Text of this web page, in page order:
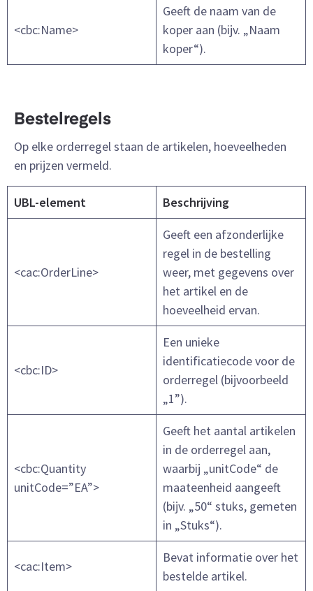
<cbc:Name>
Geeft de naam van de
koper aan (bijv. „Naam
koper“).
Bestelregels
Op elke orderregel staan de artikelen, hoeveelheden
en prijzen vermeld.
UBL-element Beschrijving
<cac:OrderLine>
Geeft een afzonderlijke
regel in de bestelling
weer, met gegevens over
het artikel en de
hoeveelheid ervan.
<cbc:ID>
Een unieke
identificatiecode voor de
orderregel (bijvoorbeeld
„1”).
<cbc:Quantity
unitCode=”EA”>
Geeft het aantal artikelen
in de orderregel aan,
waarbij „unitCode“ de
maateenheid aangeeft
(bijv. „50“ stuks, gemeten
in „Stuks“).
<cac:Item>
Bevat informatie over het
bestelde artikel.